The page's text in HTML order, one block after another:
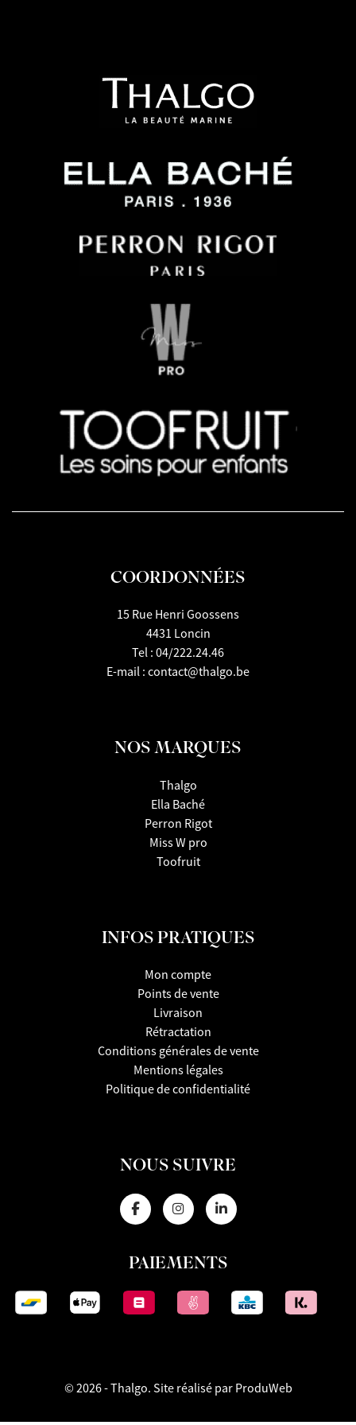
COORDONNÉES
15 Rue Henri Goossens
4431 Loncin
Tel : 04/222.24.46
E-mail : contact@thalgo.be
NOS MARQUES
Thalgo
Ella Baché
Perron Rigot
Miss W pro
Toofruit
INFOS PRATIQUES
Mon compte
Points de vente
Livraison
Rétractation
Conditions générales de vente
Mentions légales
Politique de confidentialité
NOUS SUIVRE
PAIEMENTS
© 2026 - Thalgo. Site réalisé par ProduWeb